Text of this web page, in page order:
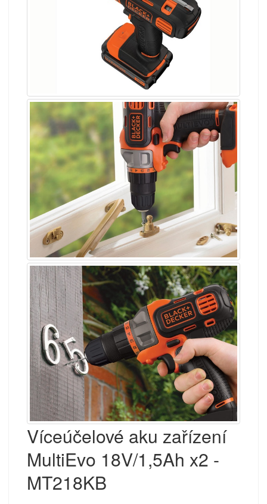
Víceúčelové aku zařízení
MultiEvo 18V/1,5Ah x2 -
MT218KB